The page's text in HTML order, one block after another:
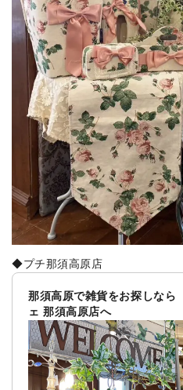
◆プチ那須高原店
那須高原で雑貨をお探しな
ェ 那須高原店へ